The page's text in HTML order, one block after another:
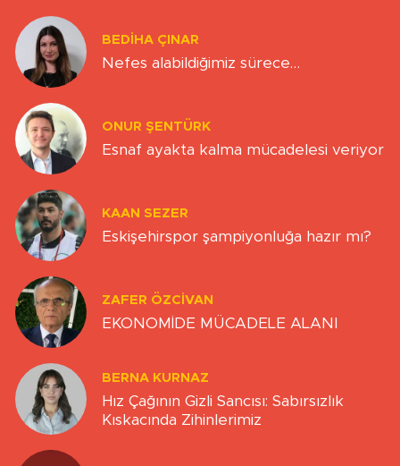
BEDIHA ÇINAR
Nefes alabildiğimiz sürece…
ONUR ŞENTÜRK
Esnaf ayakta kalma mücadelesi veriyor
KAAN SEZER
Eskişehirspor şampiyonluğa hazır mı?
ZAFER ÖZCIVAN
EKONOMİDE MÜCADELE ALANI
BERNA KURNAZ
Hız Çağının Gizli Sancısı: Sabırsızlık
Kıskacında Zihinlerimiz